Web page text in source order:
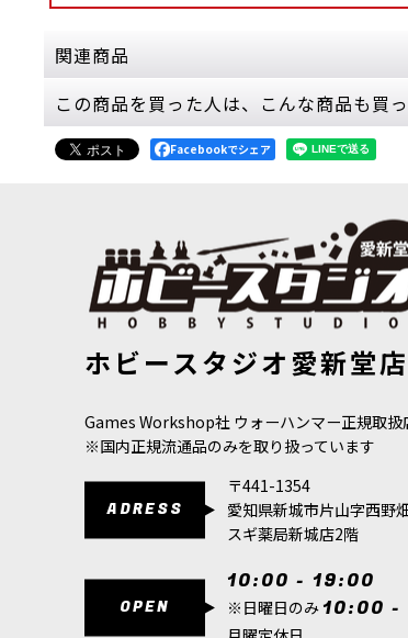
関連商品
[渾沌のバトルトーム] ヘルスミス・
8,800円(税込)
1点
[ヘルスミス・オヴ・ハシュット] イ
6,600円(税込)
1点
ヘルスミス・オヴ・ハシュットイ
です。彼らは、後に悪魔の火花で…
[ヘルスミス・オヴ・ハシュット] ブ
9,300 円(税込)
ヘルスミス・オヴ・ハシュットブ
な忠誠を誓う代わりに、まるで生…
(税込)
1点
この商品を買った人は、こんな商品も買
13,600円 (税込)
Facebookでシェア
ホビースタジオ愛新堂店
Games Workshop社 ウォーハンマー正規取扱
※国内正規流通品のみを取り扱っています
ADRESS
〒441-1354
愛知県新城市片山字西野
スギ薬局新城店2階
OPEN
10:00 - 19:00
※日曜日のみ 10:00 -